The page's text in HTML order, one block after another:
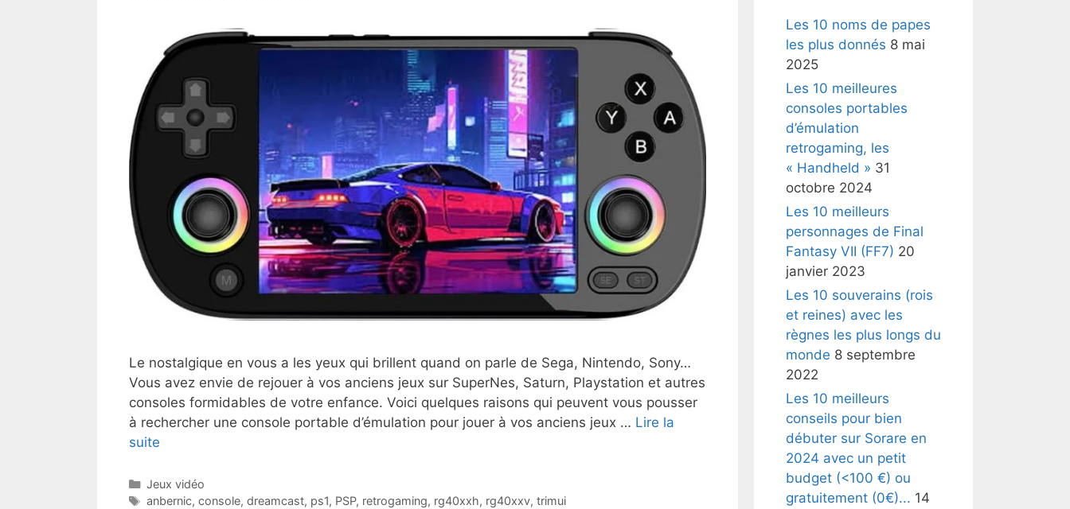
Le nostalgique en vous a les yeux qui brillent quand on parle de Sega, Nintendo, Sony…
Vous avez envie de rejouer à vos anciens jeux sur SuperNes, Saturn, Playstation et autres
consoles formidables de votre enfance. Voici quelques raisons qui peuvent vous pousser
à rechercher une console portable d’émulation pour jouer à vos anciens jeux … Lire la
suite
Catégories
Jeux vidéo
Étiquettes
anbernic, console, dreamcast, ps1, PSP, retrogaming, rg40xxh, rg40xxv, trimui
Les 10 noms de papes
les plus donnés 8 mai
2025
Les 10 meilleures
consoles portables
d’émulation
retrogaming, les
« Handheld » 31
octobre 2024
Les 10 meilleurs
personnages de Final
Fantasy VII (FF7) 20
janvier 2023
Les 10 souverains (rois
et reines) avec les
règnes les plus longs du
monde 8 septembre
2022
Les 10 meilleurs
conseils pour bien
débuter sur Sorare en
2024 avec un petit
budget (<100 €) ou
gratuitement (0€)... 14